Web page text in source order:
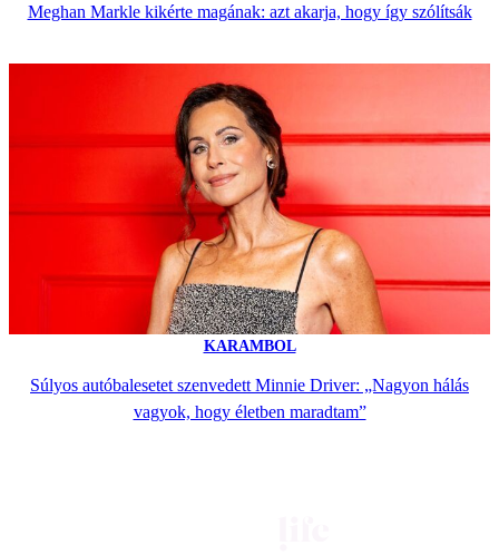
Meghan Markle kikérte magának: azt akarja, hogy így szólítsák
KARAMBOL
Súlyos autóbalesetet szenvedett Minnie Driver: „Nagyon hálás
vagyok, hogy életben maradtam”